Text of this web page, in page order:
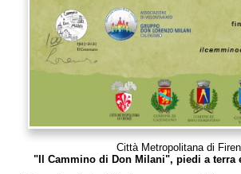
Città Metropolitana di
"Il Cammino di Don Milani", piedi a terra